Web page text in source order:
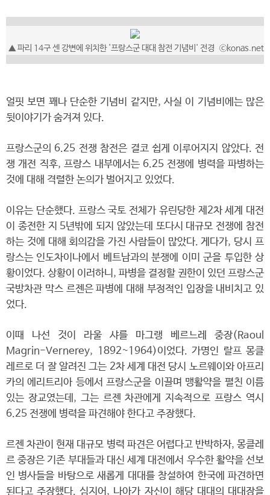
▲파리 14구 센 강변에 위치한 '프랑스군 대대 참전 기념비' 전경 ⓒkonas.net
얼핏 보면 꽤나 단순한 기념비 같지만, 사실 이 기념비에는 많은
뒷이야기가 숨겨져 있다.
프랑스군의 6.25 전쟁 참전은 결코 쉽게 이루어지지 않았다. 전
쟁 개전 직후, 프랑스 내부에서는 6.25 전쟁에 병력을 파병하는
것에 대해 격렬한 논의가 벌어지고 있었다.
이유는 단순했다. 프랑스 국토 전체가 유린당한 제2차 세계 대전
이 종전한 지 5년밖에 되지 않았는데 또다시 대규모 전쟁에 참전
하는 것에 대해 회의감을 가진 사람들이 많았다. 게다가, 당시 프
랑스는 인도차이나에서 베트남과의 분쟁에 이미 군을 투입한 상
황이었다. 상황이 이러하니, 파병을 결정할 권한이 있던 프랑스군
국방차관 막스 르젠은 파병에 대해 부정적인 입장을 내비치고 있
었다.
이때 나선 것이 라울 샤를 마그랭 베르느레 중장(Raoul
Magrin-Vernerey, 1892~1964)이었다. 가명인 랄프 몽클
레르로 더 잘 알려진 그는 2차 세계 대전 당시 노르웨이와 아프리
카의 에리트리아 등에서 프랑스군을 이끌며 맹활약을 펼친 이름
있는 장교였는데, 그는 르젠 차관에게 지속적으로 프랑스 역시
6.25 전쟁에 병력을 파견해야 한다고 주장했다.
르젠 차관이 현재 대규모 병력 파견은 어렵다고 반박하자, 몽클레
르 중장은 기존 부대들과 대신 세계 대전에서 우수한 활약을 선보
인 병사들을 바탕으로 새롭게 대대를 창설하여 한국에 파견하면
된다고 주장했다. 심지어, 나아가 자신이 해당 대대의 대대장을